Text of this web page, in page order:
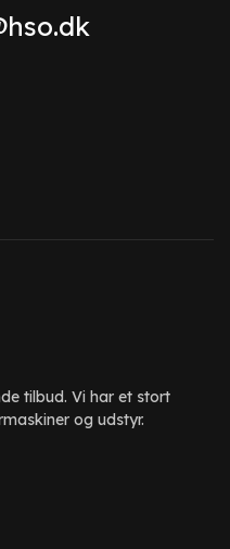
tilbud. Vi har et stort
og udstyr.